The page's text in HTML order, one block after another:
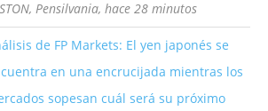
Pensilvania, hace 28 minutos
de FP Markets: El yen japonés se
en una encrucijada mientras los
sopesan cuál será su próximo